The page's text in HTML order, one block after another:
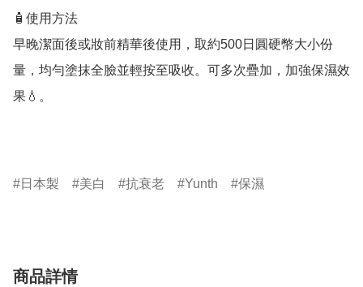
🧴使用方法
早晚潔面後或妝前精華後使用，取約500日圓硬幣大小份
量，均勻塗抹全臉並輕按至吸收。可多次疊加，加強保濕效
果💧。
日本製 美白 抗衰老 Yunth 保濕
商品詳情